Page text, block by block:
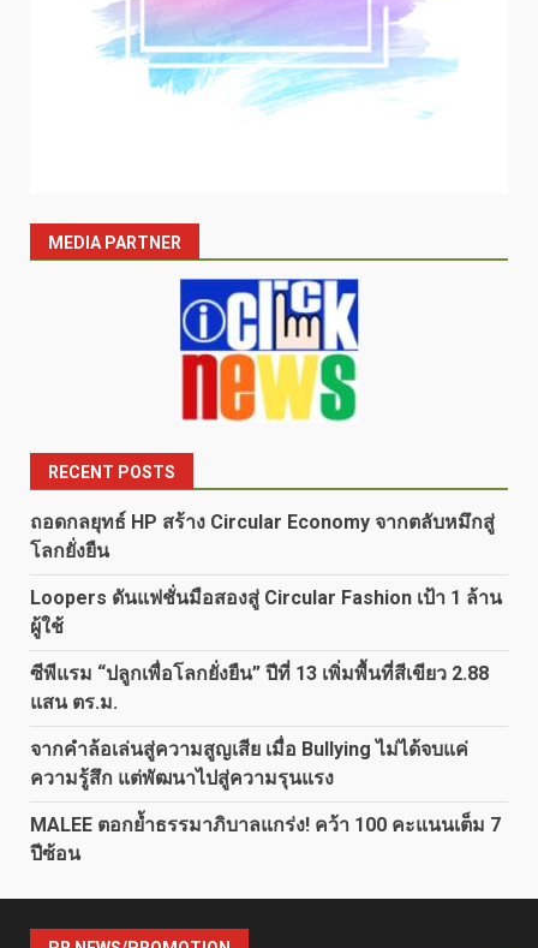
MEDIA PARTNER
RECENT POSTS
ถอดกลยุทธ์ HP สร้าง Circular Economy จากตลับหมึกสู่
โลกยั่งยืน
Loopers ดันแฟชั่นมือสองสู่ Circular Fashion เป้า 1 ล้าน
ผู้ใช้
ซีพีแรม “ปลูกเพื่อโลกยั่งยืน” ปีที่ 13 เพิ่มพื้นที่สีเขียว 2.88
แสน ตร.ม.
จากคำล้อเล่นสู่ความสูญเสีย เมื่อ Bullying ไม่ได้จบแค่
ความรู้สึก แต่พัฒนาไปสู่ความรุนแรง
MALEE ตอกย้ำธรรมาภิบาลแกร่ง! คว้า 100 คะแนนเต็ม 7
ปีซ้อน